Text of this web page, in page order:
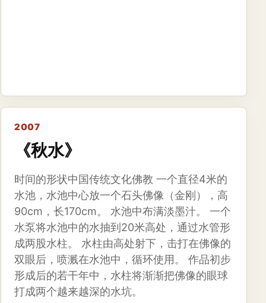
2007
《秋水》
时间的形状中国传统文化佛教 一个直径4米的
水池，水池中心放一个石头佛像（金刚），高
90cm，长170cm。 水池中布满淡墨汁。 一个
水泵将水池中的水抽到20米高处，通过水管形
成两股水柱。 水柱由高处射下，击打在佛像的
双眼后，喷溅在水池中，循环使用。 作品初步
形成后的若干年中，水柱将渐渐把佛像的眼球
打成两个越来越深的水坑。